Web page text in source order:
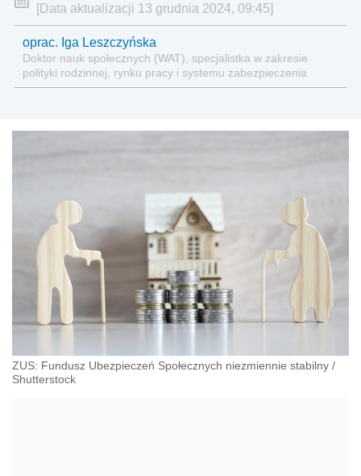
[Data aktualizacji 13 grudnia 2024, 09:45]
oprac. Iga Leszczyńska
Doktor nauk społecznych (WAT), specjalistka w zakresie
polityki rodzinnej, rynku pracy i systemu zabezpieczenia
społecznego.
ZUS: Fundusz Ubezpieczeń Społecznych niezmiennie stabilny /
Shutterstock